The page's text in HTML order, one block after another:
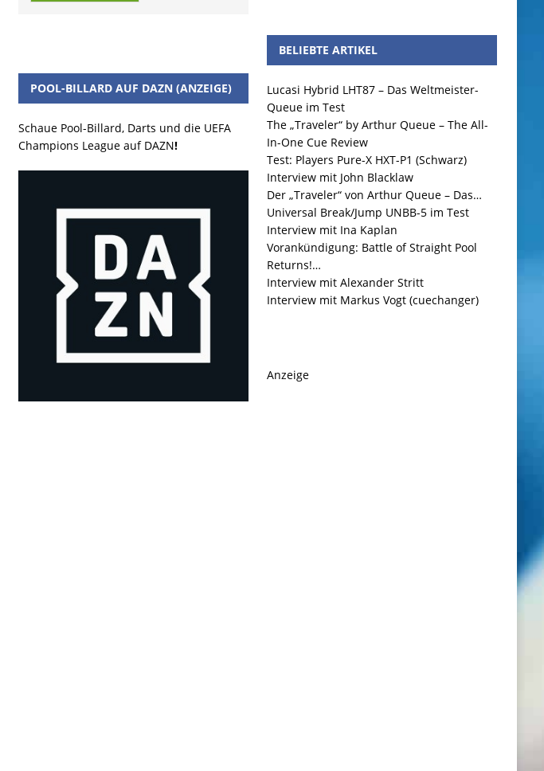
POOL-BILLARD AUF DAZN (ANZEIGE)
Schaue Pool-Billard, Darts und die UEFA
Champions League auf DAZN!
BELIEBTE ARTIKEL
Lucasi Hybrid LHT87 – Das Weltmeister-
Queue im Test
The „Traveler“ by Arthur Queue – The All-
In-One Cue Review
Test: Players Pure-X HXT-P1 (Schwarz)
Interview mit John Blacklaw
Der „Traveler“ von Arthur Queue – Das…
Universal Break/Jump UNBB-5 im Test
Interview mit Ina Kaplan
Vorankündigung: Battle of Straight Pool
Returns!…
Interview mit Alexander Stritt
Interview mit Markus Vogt (cuechanger)
Anzeige